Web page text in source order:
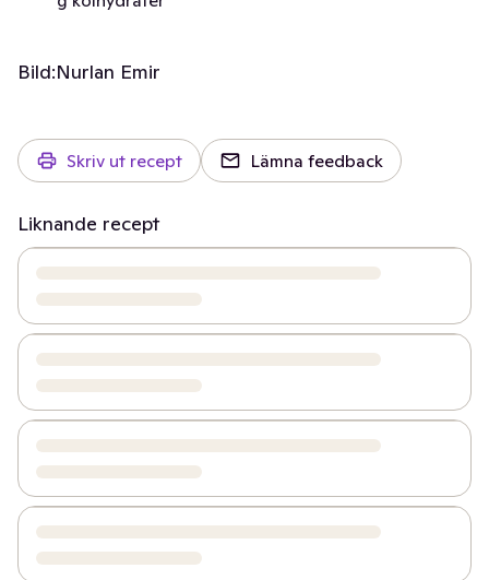
Bild:Nurlan Emir
Skriv ut recept Lämna feedback
Liknande recept